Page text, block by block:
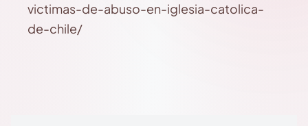
victimas-de-abuso-en-iglesia-catolica-
de-chile/